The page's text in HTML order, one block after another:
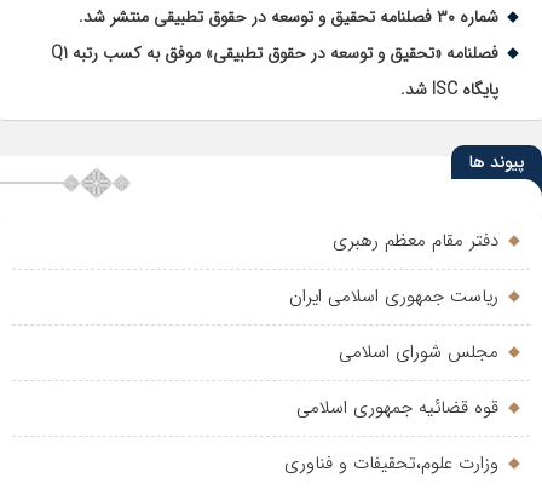
شماره ۳۰ فصلنامه تحقیق و توسعه در حقوق تطبیقی منتشر شد.
فصلنامه «تحقیق و توسعه در حقوق تطبیقی» موفق به کسب رتبه Q1
پایگاه ISC شد.
پیوند ها
دفتر مقام معظم رهبری
ریاست جمهوری اسلامی ایران
مجلس شورای اسلامی
قوه قضائیه جمهوری اسلامی
وزارت علوم،تحقیفات و فناوری